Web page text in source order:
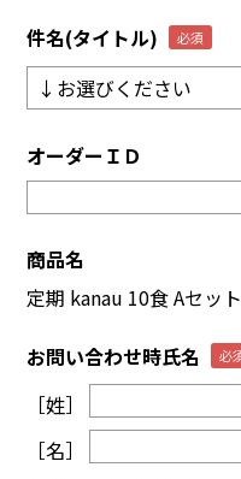
件名(タイトル)
オーダーＩＤ
商品名
定期 kanau 10食 Aセット
お問い合わせ時氏名
［姓］
［名］